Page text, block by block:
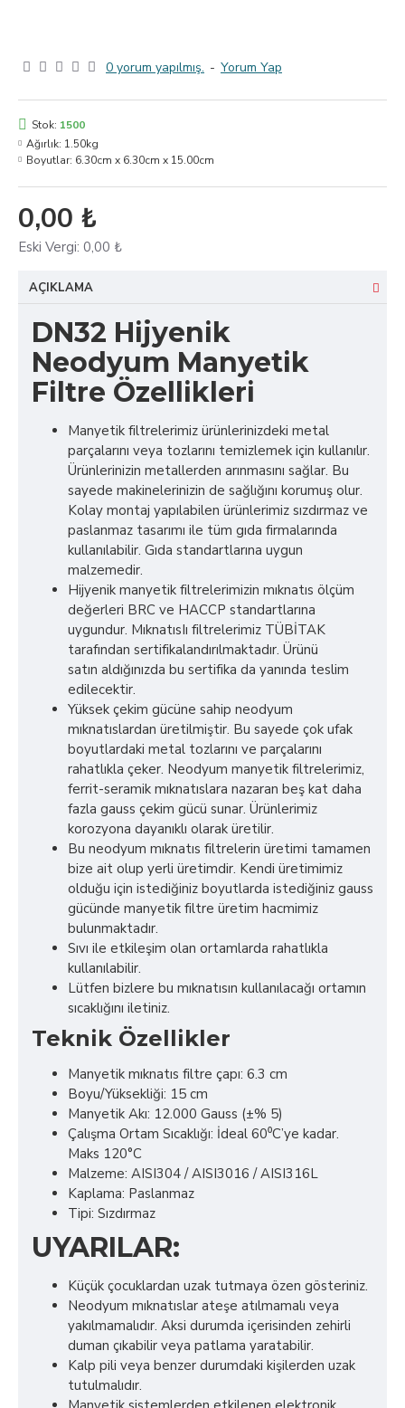
0 yorum yapılmış. - Yorum Yap
0,00 ₺
Eski Vergi: 0,00 ₺
Stok: 1500
Ağırlık: 1.50kg
Boyutlar: 6.30cm x 6.30cm x 15.00cm
AÇIKLAMA
DN32 Hijyenik
Neodyum Manyetik
Filtre Özellikleri
Manyetik filtrelerimiz ürünlerinizdeki metal
parçalarını veya tozlarını temizlemek için kullanılır.
Ürünlerinizin metallerden arınmasını sağlar. Bu
sayede makinelerinizin de sağlığını korumuş olur.
Kolay montaj yapılabilen ürünlerimiz sızdırmaz ve
paslanmaz tasarımı ile tüm gıda firmalarında
kullanılabilir. Gıda standartlarına uygun
malzemedir.
Hijyenik manyetik filtrelerimizin mıknatıs ölçüm
değerleri BRC ve HACCP standartlarına
uygundur. MıknatısIı filtrelerimiz TÜBİTAK
tarafından sertifikalandırılmaktadır. Ürünü
satın aldığınızda bu sertifika da yanında teslim
edilecektir.
Yüksek çekim gücüne sahip neodyum
mıknatıslardan üretilmiştir. Bu sayede çok ufak
boyutlardaki metal tozlarını ve parçalarını
rahatlıkla çeker. Neodyum manyetik filtrelerimiz,
ferrit-seramik mıknatıslara nazaran beş kat daha
fazla gauss çekim gücü sunar. Ürünlerimiz
korozyona dayanıklı olarak üretilir.
Bu neodyum mıknatıs filtrelerin üretimi tamamen
bize ait olup yerli üretimdir. Kendi üretimimiz
olduğu için istediğiniz boyutlarda istediğiniz gauss
gücünde manyetik filtre üretim hacmimiz
bulunmaktadır.
Sıvı ile etkileşim olan ortamlarda rahatlıkla
kullanılabilir.
Lütfen bizlere bu mıknatısın kullanılacağı ortamın
sıcaklığını iletiniz.
Teknik Özellikler
Manyetik mıknatıs filtre çapı: 6.3 cm
Boyu/Yüksekliği: 15 cm
Manyetik Akı: 12.000 Gauss (±% 5)
Çalışma Ortam Sıcaklığı: İdeal 60⁰C’ye kadar.
Maks 120°C
Malzeme: AISI304 / AISI3016 / AISI316L
Kaplama: Paslanmaz
Tipi: Sızdırmaz
UYARILAR:
Küçük çocuklardan uzak tutmaya özen gösteriniz.
Neodyum mıknatıslar ateşe atılmamalı veya
yakılmamalıdır. Aksi durumda içerisinden zehirli
duman çıkabilir veya patlama yaratabilir.
Kalp pili veya benzer durumdaki kişilerden uzak
tutulmalıdır.